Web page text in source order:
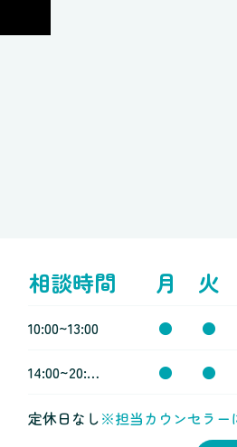
相談時間 月 火
10:00~13:00 ● ●
14:00~20:00 ● ●
定休日なし※担当カウンセラー